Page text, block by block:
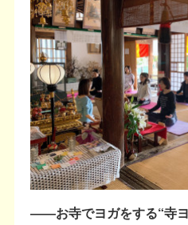
――お寺でヨガをする“寺